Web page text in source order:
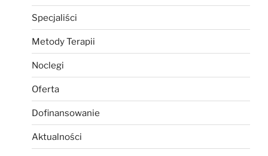
Specjaliści
Metody Terapii
Noclegi
Oferta
Dofinansowanie
Aktualności